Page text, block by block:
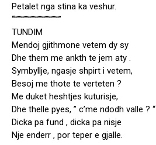
Petalet nga stina ka veshur.
“””””””””””””””””””””
TUNDIM
Mendoj gjithmone vetem dy sy
Dhe them me ankth te jem aty .
Symbyllje, ngasje shpirt i vetem,
Besoj me thote te verteten ?
Me duket heshtjes kuturisje,
Dhe thelle pyes, ” c’me ndodh valle ? “
Dicka pa fund , dicka pa nisje
Nje enderr , por teper e gjalle.